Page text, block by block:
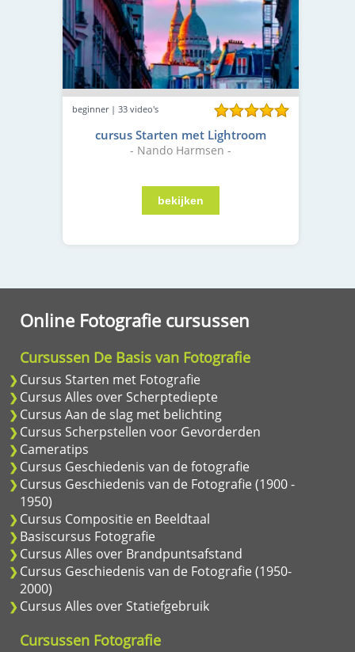
beginner | 33 video's
cursus Starten met Lightroom
- Nando Harmsen -
Online Fotografie cursussen
Cursussen De Basis van Fotografie
Cursus Starten met Fotografie
Cursus Alles over Scherptediepte
Cursus Aan de slag met belichting
Cursus Scherpstellen voor Gevorderden
Cameratips
Cursus Geschiedenis van de fotografie
Cursus Geschiedenis van de Fotografie (1900 -
1950)
Cursus Compositie en Beeldtaal
Basiscursus Fotografie
Cursus Alles over Brandpuntsafstand
Cursus Geschiedenis van de Fotografie (1950-
2000)
Cursus Alles over Statiefgebruik
Cursussen Fotografie